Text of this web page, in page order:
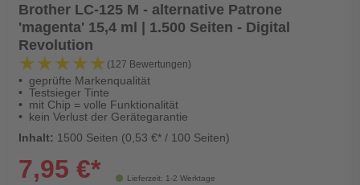
Brother LC-125 M - alternative Patrone
'magenta' 15,4 ml | 1.500 Seiten - Digital
Revolution
★★★★★
★★★★★ (127 Bewertungen)
geprüfte Markenqualität
Testsieger Tinte
mit Chip = volle Funktionalität
kein Verlust der Gerätegarantie
Inhalt: 1500 Seiten (0,53 €* / 100 Seiten)
Lieferzeit: 1-2 Werktage
7,95 €*